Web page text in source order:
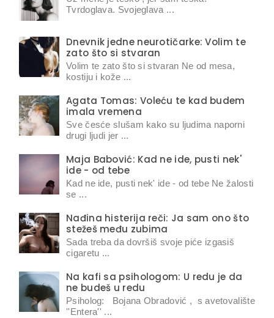
Tvrdoglava. Svojeglava ...
Dnevnik jedne neurotičarke: Volim te
zato što si stvaran
Volim te zato što si stvaran Ne od mesa,
kostiju i kože ...
Agata Tomas: Voleću te kad budem
imala vremena
Sve česće slušam kako su ljudima naporni
drugi ljudi jer ...
Maja Babović: Kad ne ide, pusti nek'
ide - od tebe
Kad ne ide, pusti nek' ide - od tebe Ne žalosti
se ...
Nađina histerija reči: Ja sam ono što
stežeš među zubima
Sada treba da dovršiš svoje piće izgasiš
cigaretu ...
Na kafi sa psihologom: U redu je da
ne budeš u redu
Psiholog: Bojana Obradović , s avetovalište
''Entera'' ...